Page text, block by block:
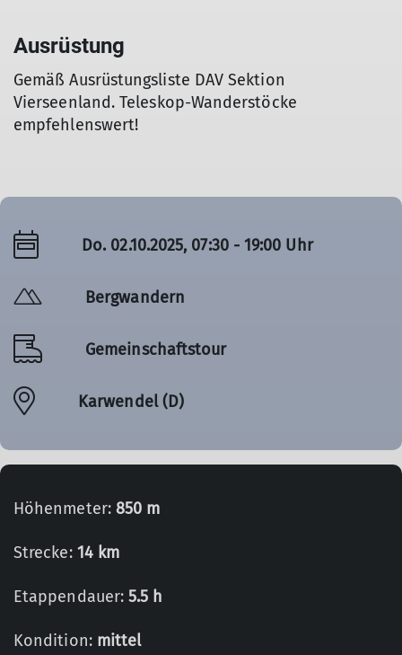
Ausrüstung
Gemäß Ausrüstungsliste DAV Sektion
Vierseenland. Teleskop-Wanderstöcke
empfehlenswert!
Do. 02.10.2025, 07:30 - 19:00 Uhr
Bergwandern
Gemeinschaftstour
Karwendel (D)
Höhenmeter: 850 m
Strecke: 14 km
Etappendauer:5.5 h
Kondition: mittel